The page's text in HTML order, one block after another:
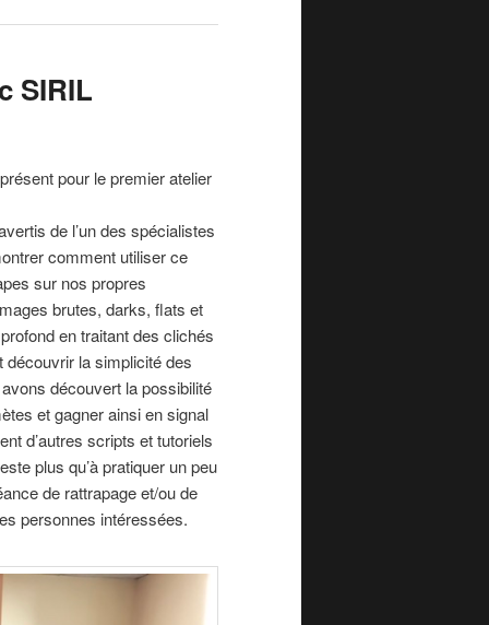
SIRIL
pour le premier atelier
de l’un des spécialistes
comment utiliser ce
sur nos propres
brutes, darks, flats et
en traitant des clichés
découvrir la simplicité des
découvert la possibilité
et gagner ainsi en signal
d’autres scripts et tutoriels
plus qu’à pratiquer un peu
de rattrapage et/ou de
personnes intéressées.